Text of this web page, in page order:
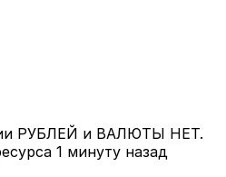
РУБЛЕЙ и ВАЛЮТЫ НЕТ.
1 минуту назад